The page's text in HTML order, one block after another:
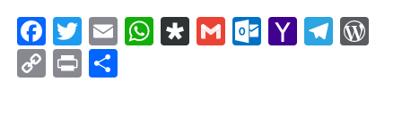
Facebook
Twitter
EmailWhatsApp
Diaspora
Gmail Yahoo
CopyPrint